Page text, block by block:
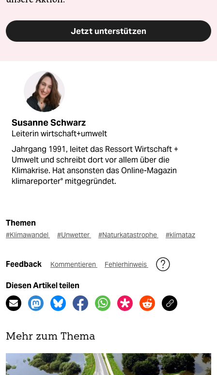
Jetzt unterstützen
Susanne Schwarz
Leiterin wirtschaft+umwelt
Jahrgang 1991, leitet das Ressort Wirtschaft +
Umwelt und schreibt dort vor allem über die
Klimakrise. Hat ansonsten das Online-Magazin
klimareporter° mitgegründet.
Themen
#Klimawandel #Unwetter #Naturkatastrophe #klimataz
Feedback Kommentieren Fehlerhinweis
Diesen Artikel teilen
Mehr zum Thema